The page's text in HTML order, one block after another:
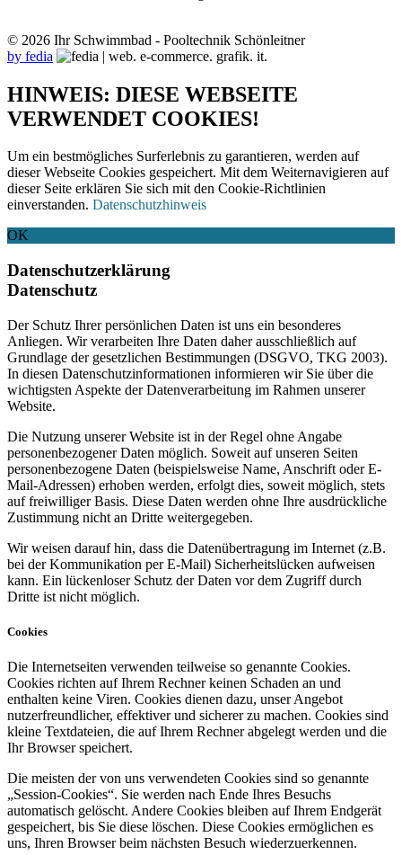
© 2026 Ihr Schwimmbad - Pooltechnik Schönleitner
by fedia
HINWEIS: DIESE WEBSEITE
VERWENDET COOKIES!
Um ein bestmögliches Surferlebnis zu garantieren, werden auf
dieser Webseite Cookies gespeichert. Mit dem Weiternavigieren auf
dieser Seite erklären Sie sich mit den Cookie-Richtlinien
einverstanden. Datenschutzhinweis
OK
Datenschutzerklärung
Datenschutz
Der Schutz Ihrer persönlichen Daten ist uns ein besonderes
Anliegen. Wir verarbeiten Ihre Daten daher ausschließlich auf
Grundlage der gesetzlichen Bestimmungen (DSGVO, TKG 2003).
In diesen Datenschutzinformationen informieren wir Sie über die
wichtigsten Aspekte der Datenverarbeitung im Rahmen unserer
Website.
Die Nutzung unserer Website ist in der Regel ohne Angabe
personenbezogener Daten möglich. Soweit auf unseren Seiten
personenbezogene Daten (beispielsweise Name, Anschrift oder E-
Mail-Adressen) erhoben werden, erfolgt dies, soweit möglich, stets
auf freiwilliger Basis. Diese Daten werden ohne Ihre ausdrückliche
Zustimmung nicht an Dritte weitergegeben.
Wir weisen darauf hin, dass die Datenübertragung im Internet (z.B.
bei der Kommunikation per E-Mail) Sicherheitslücken aufweisen
kann. Ein lückenloser Schutz der Daten vor dem Zugriff durch
Dritte ist nicht möglich.
Cookies
Die Internetseiten verwenden teilweise so genannte Cookies.
Cookies richten auf Ihrem Rechner keinen Schaden an und
enthalten keine Viren. Cookies dienen dazu, unser Angebot
nutzerfreundlicher, effektiver und sicherer zu machen. Cookies sind
kleine Textdateien, die auf Ihrem Rechner abgelegt werden und die
Ihr Browser speichert.
Die meisten der von uns verwendeten Cookies sind so genannte
„Session-Cookies“. Sie werden nach Ende Ihres Besuchs
automatisch gelöscht. Andere Cookies bleiben auf Ihrem Endgerät
gespeichert, bis Sie diese löschen. Diese Cookies ermöglichen es
uns, Ihren Browser beim nächsten Besuch wiederzuerkennen.